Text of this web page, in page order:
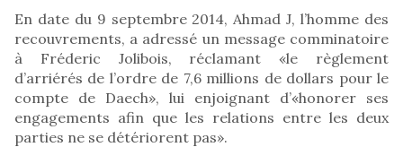
En date du 9 septembre 2014, Ahmad J, l’homme des
recouvrements, a adressé un message comminatoire
à Fréderic Jolibois, réclamant «le règlement
d’arriérés de l’ordre de 7,6 millions de dollars pour le
compte de Daech», lui enjoignant d’«honorer ses
engagements afin que les relations entre les deux
parties ne se détériorent pas».